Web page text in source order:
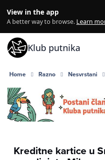
View in the app
A better way to browse. Learn
Klub putnika
Home Razno Nesvrstani
Kreditne kartice u